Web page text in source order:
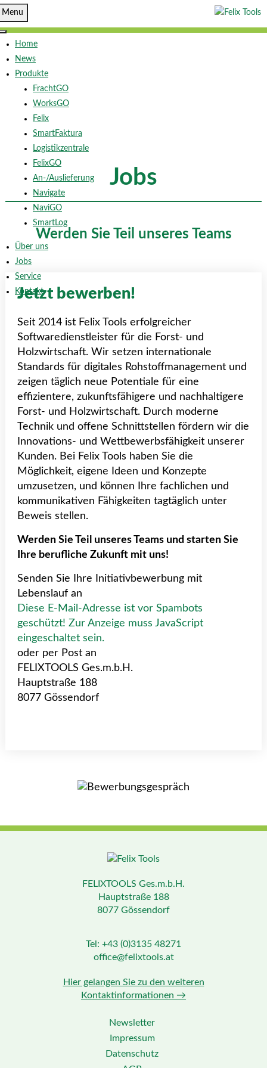
Menu
Home
News
Produkte
FrachtGO
WorksGO
Felix
SmartFaktura
Logistikzentrale
FelixGO
An-/Auslieferung
Navigate
NaviGO
SmartLog
Über uns
Jobs
Service
Kontakt
Jobs
Werden Sie Teil unseres Teams
Jetzt bewerben!
Seit 2014 ist Felix Tools erfolgreicher
Softwaredienstleister für die Forst- und
Holzwirtschaft. Wir setzen internationale
Standards für digitales Rohstoffmanagement und
zeigen täglich neue Potentiale für eine
effizientere, zukunftsfähigere und nachhaltigere
Forst- und Holzwirtschaft. Durch moderne
Technik und offene Schnittstellen fördern wir die
Innovations- und Wettbewerbsfähigkeit unserer
Kunden. Bei Felix Tools haben Sie die
Möglichkeit, eigene Ideen und Konzepte
umzusetzen, und können Ihre fachlichen und
kommunikativen Fähigkeiten tagtäglich unter
Beweis stellen.
Werden Sie Teil unseres Teams und starten Sie
Ihre berufliche Zukunft mit uns!
Senden Sie Ihre Initiativbewerbung mit
Lebenslauf an
Diese E-Mail-Adresse ist vor Spambots
geschützt! Zur Anzeige muss JavaScript
eingeschaltet sein.
oder per Post an
FELIXTOOLS Ges.m.b.H.
Hauptstraße 188
8077 Gössendorf
FELIXTOOLS Ges.m.b.H.
Hauptstraße 188
8077 Gössendorf
Tel: +43 (0)3135 48271
office@felixtools.at
Hier gelangen Sie zu den weiteren
Kontaktinformationen →
Newsletter
Impressum
Datenschutz